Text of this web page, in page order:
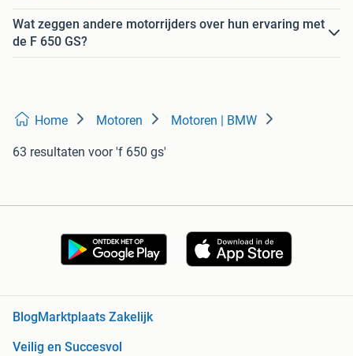
Wat zeggen andere motorrijders over hun ervaring met
de F 650 GS?
Home Motoren Motoren | BMW
63 resultaten voor 'f 650 gs'
Blog Marktplaats Zakelijk
Veilig en Succesvol